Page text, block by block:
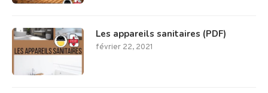
Les appareils sanitaires (PDF)
février 22, 2021